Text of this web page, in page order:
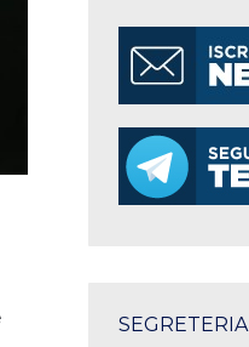
SEGRETERIA